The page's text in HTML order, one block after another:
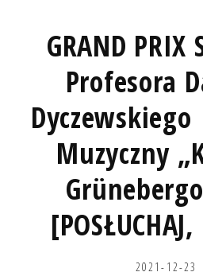
GRAND PRIX
Profesora
Muzyczny
2021-12-23